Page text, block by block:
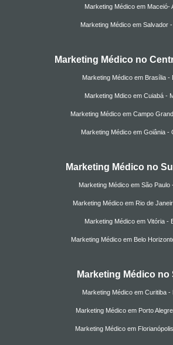
Marketing Médico em Maceió-
Marketing Médico em Salvador
Marketing Médico no
Marketing Médico em Brasília -
Marketing Mdico em Cuiabá -
Marketing Médico em Campo
Marketing Médico em Goiânia -
Marketing Médico no
Marketing Médico em São Paulo
Marketing Médico em Rio de
Marketing Médico em Vitória -
Marketing Médico em Belo
Marketing Médico no
Marketing Médico em Curitiba -
Marketing Médico em Porto
Marketing Médico em